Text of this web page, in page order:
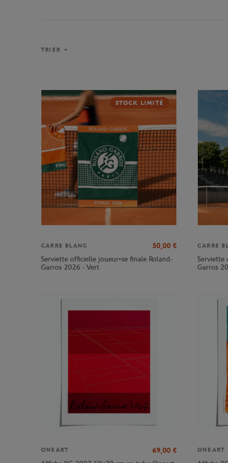
TRIER
STOCK LIMITÉ
CARRE BLANC 50,00 €
Serviette officielle joueur•se finale Roland-
Garros 2026 - Vert
CARRE
Serviette
Garros
ONEART 69,00 €
ONEART